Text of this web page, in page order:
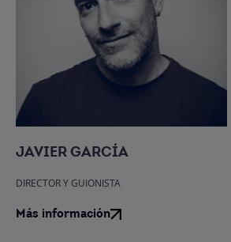
JAVIER GARCÍA
DIRECTOR Y GUIONISTA
Más información